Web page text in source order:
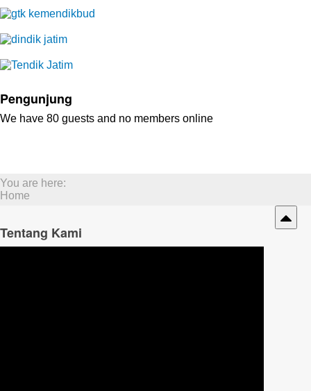
Pengunjung
We have 80 guests and no members online
You are here:
Home
Tentang Kami